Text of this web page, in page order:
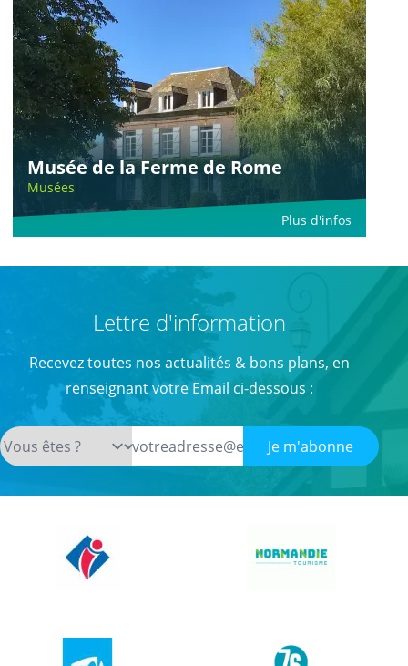
Musée de la Ferme de Rome
Musées
Plus d'infos
Lettre d'information
Recevez toutes nos actualités & bons plans, en
renseignant votre Email ci-dessous :
Je m'abonne